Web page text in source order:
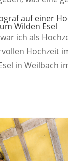
auf einer
Wilden Esel
ich als
Hochzeit
in Weilbach